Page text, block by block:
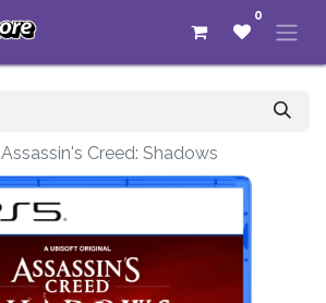
0
Assassin's Creed: Shadows